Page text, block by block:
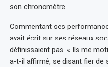
son chronomètre.
Commentant ses
avait écrit sur ses réseaux
définissaient pas. « Ils me
a-t-il affirmé, se disant fier de